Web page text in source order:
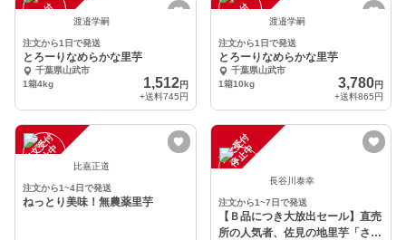
注
文
受
付
停
止 渡邉学嗣
注文から1日で発送
とろーりなめらかな里芋
千葉県山武市
1箱4kg
1,512円
+送料745円
注
文
受
付
停
止 渡邉学嗣
注文から1日で発送
とろーりなめらかな里芋
千葉県山武市
1箱10kg
3,780円
+送料865円
注
文
受
付
停
止
中 比嘉正道
注文から1~4日で発送
ねっとり美味！無農薬里芋
注
文
受
付
停
止
中
長谷川泰幸
注文から1~7日で発送
【Ｂ品につき大放出セール】直売
所の人気者、佐見の地里芋「さみ